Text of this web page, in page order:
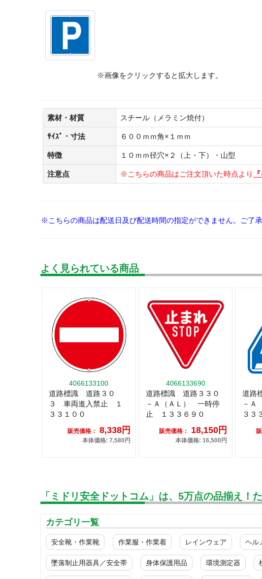
※画像をクリックすると拡大します。
素材・材質 スチール（メラミン焼付）
ｻｲｽﾞ・寸法 ６００ｍｍ角×１ｍｍ
特徴 １０ｍｍ径穴×２（上・下）・山型
注意点 ※こちらの商品はご注文頂いた時点より
※こちらの商品は配送日及び配送時間の指定ができません。ご了承
よく見られている商品
4066133100
道路標識 道路３０
３ 車両進入禁止 １
３３１００
販売価格： 8,338円
本体価格: 7,580円
4066133690
道路標識 道路３３０
－Ａ（ＡＬ） 一時停
止 １３３６９０
販売価格： 18,150円
本体価格: 16,500円
道路
－
３３
「ミドリ安全ドットコム」は、5万点の品揃え！
カテゴリ一覧
安全靴・作業靴 作業服・作業着 レインウェア ヘル
墜落制止用器具／安全帯 身体保護用品 環境測定器